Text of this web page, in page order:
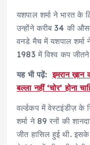
यशपाल शर्मा ने भारत
उन्होंने करीब 34 की
वनडे मैच में यशपाल शर्मा
1983 में विश्व कप जीतने
यह भी पढ़ें:इमरान ख़ान
बल्ला नहीं ‘चोर’ होना
वर्ल्डकप में वेस्टइंडीज़
शर्मा ने 89 रनों की
जीत हासिल हुई थी. इसके